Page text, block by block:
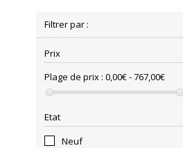
Filtrer par :
Prix
Plage de prix : 0,00€ - 767,00€
Etat
Neuf